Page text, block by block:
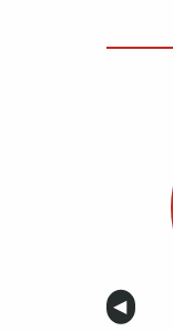
Anterior
◀︎